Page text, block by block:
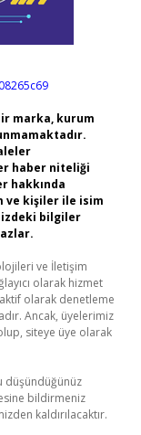
marka, kurum
haber niteliği
hakkında
ve kişiler ile isim
bilgiler
ve İletişim
olarak hizmet
olarak denetleme
Ancak, üyelerimiz
siteye üye olarak
düşündüğünüz
bildirmeniz
kaldırılacaktır.